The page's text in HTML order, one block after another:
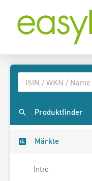
Produktfinder
Märkte
Intro